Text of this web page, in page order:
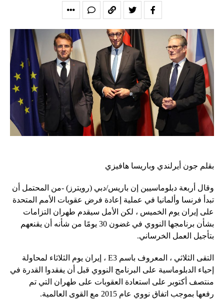
بقلم جون أيرلندي وباريسا هافيزي
وقال أربعة دبلوماسيين إن باريس/دبي (رويترز) -من المحتمل أن
تبدأ فرنسا وألمانيا في عملية إعادة فرض عقوبات الأمم المتحدة
على إيران يوم الخميس ، لكن الأمل سيقدم طهران التزامات
بشأن برنامجها النووي في غضون 30 يومًا من شأنه أن يقنعهم
بتأجيل العمل الخرساني.
التقى الثلاثي ، المعروف باسم E3 ، إيران يوم الثلاثاء لمحاولة
إحياء الدبلوماسية على البرنامج النووي قبل أن يفقدوا القدرة في
منتصف أكتوبر على استعادة العقوبات على طهران التي تم
رفعها بموجب اتفاق نووي عام 2015 مع القوى العالمية.